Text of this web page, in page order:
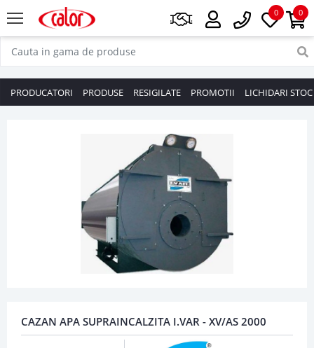
0
0
PRODUCATORI PRODUSE RESIGILATE PROMOTII LICHIDARI STOC
CAZAN APA SUPRAINCALZITA I.VAR - XV/AS 2000